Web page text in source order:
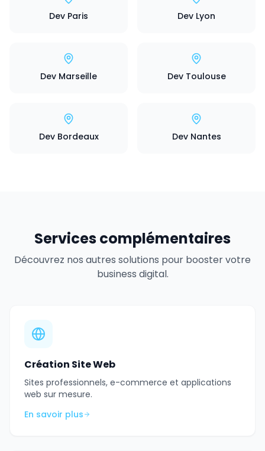
Dev Paris Dev Lyon
Dev Marseille Dev Toulouse
Dev Bordeaux Dev Nantes
Services complémentaires
Découvrez nos autres solutions pour booster votre
business digital.
Création Site Web
Sites professionnels, e-commerce et applications
web sur mesure.
En savoir plus